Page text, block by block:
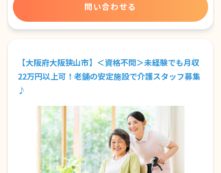
問い合わせる
【大阪府大阪狭山市】＜資格不問＞未経験でも月収
22万円以上可！老舗の安定施設で介護スタッフ募集
♪